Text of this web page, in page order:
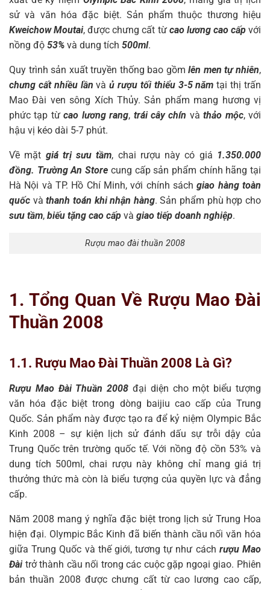
sử và văn hóa đặc biệt. Sản phẩm thuộc thương hiệu
Kweichow Moutai, được chưng cất từ cao lương cao cấpvới
nồng độ 53% và dung tích 500ml.
Quy trình sản xuất truyền thống bao gồmlên men tự nhiên,
chưng cất nhiều lần vàủ rượu tối thiểu 3-5 năm tại thị trấn
Mao Đài ven sông Xích Thủy. Sản phẩm mang hương vị
phức tạp từcao lương rang, trái cây chín vàthảo mộc, với
hậu vị kéo dài 5-7 phút.
Về mặt giá trị sưu tầm, chai rượu này có giá 1.350.000
đồng. Trường An Store cung cấp sản phẩm chính hãng tại
Hà Nội và TP. Hồ Chí Minh, với chính sáchgiao hàng toàn
quốc vàthanh toán khi nhận hàng. Sản phẩm phù hợp cho
sưu tầm, biếu tặng cao cấp và giao tiếp doanh nghiệp.
Rượu mao đài thuần 2008
1. Tổng Quan Về Rượu Mao Đài
Thuần 2008
1.1. Rượu Mao Đài Thuần 2008 Là Gì?
Rượu Mao Đài Thuần 2008 đại diện cho một biểu tượng
văn hóa đặc biệt trong dòng baijiu cao cấp của Trung
Quốc. Sản phẩm này được tạo ra để kỷ niệm Olympic Bắc
Kinh 2008 – sự kiện lịch sử đánh dấu sự trỗi dậy của
Trung Quốc trên trường quốc tế. Với nồng độ cồn 53% và
dung tích 500ml, chai rượu này không chỉ mang giá trị
thưởng thức mà còn là biểu tượng của quyền lực và đẳng
cấp.
Năm 2008 mang ý nghĩa đặc biệt trong lịch sử Trung Hoa
hiện đại. Olympic Bắc Kinh đã biến thành cầu nối văn hóa
giữa Trung Quốc và thế giới, tương tự như cách rượu Mao
Đàitrở thành cầu nối trong các cuộc gặp ngoại giao. Phiên
bản thuần 2008 được chưng cất từ cao lương cao cấp,